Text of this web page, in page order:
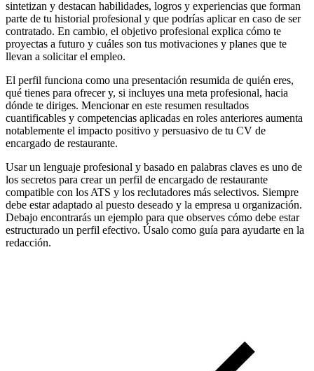
sintetizan y destacan habilidades, logros y experiencias que forman
parte de tu historial profesional y que podrías aplicar en caso de ser
contratado. En cambio, el objetivo profesional explica cómo te
proyectas a futuro y cuáles son tus motivaciones y planes que te
llevan a solicitar el empleo.
El perfil funciona como una presentación resumida de quién eres,
qué tienes para ofrecer y, si incluyes una meta profesional, hacia
dónde te diriges. Mencionar en este resumen resultados
cuantificables y competencias aplicadas en roles anteriores aumenta
notablemente el impacto positivo y persuasivo de tu CV de
encargado de restaurante.
Usar un lenguaje profesional y basado en palabras claves es uno de
los secretos para crear un perfil de encargado de restaurante
compatible con los ATS y los reclutadores más selectivos. Siempre
debe estar adaptado al puesto deseado y la empresa u organización.
Debajo encontrarás un ejemplo para que observes cómo debe estar
estructurado un perfil efectivo. Úsalo como guía para ayudarte en la
redacción.